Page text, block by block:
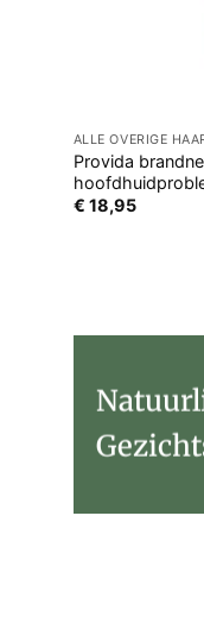
ALLE OVERIGE
Provida
€ 18,95